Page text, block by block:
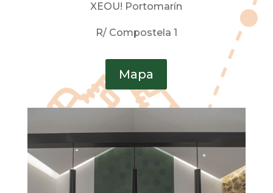
XEOU! Portomarín
R/ Compostela 1
Mapa